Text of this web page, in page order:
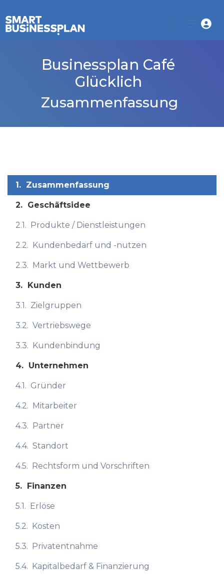
Businessplan Café
Glücklich
Zusammenfassung
1. Zusammenfassung
2. Geschäftsidee
2.1. Produkte / Dienstleistungen
2.2. Kundenbedarf und -nutzen
2.3. Markt und Wettbewerb
3. Kunden
3.1. Zielgruppen
3.2. Vertriebswege
3.3. Kundenbindung
4. Unternehmen
4.1. Gründer
4.2. Mitarbeiter
4.3. Partner
4.4. Standort
4.5. Rechtsform und Vorschriften
5. Finanzen
5.1. Erlöse
5.2. Kosten
5.3. Privatentnahme
5.4. Kapitalbedarf & Finanzierung